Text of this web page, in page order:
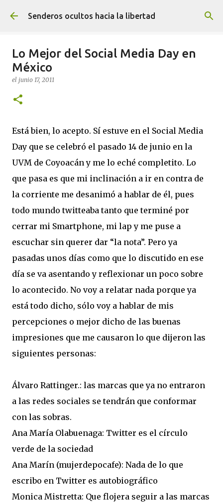
Ir al contenido principal
Senderos ocultos hacia la libertad
Lo Mejor del Social Media Day en
México
el junio 17, 2011
Está bien, lo acepto. Sí estuve en el Social Media
Day que se celebró el pasado 14 de junio en la
UVM de Coyoacán y me lo eché completito. Lo
que pasa es que mi inclinación a ir en contra de
la corriente me desanimó a hablar de él, pues
todo mundo twitteaba tanto que terminé por
cerrar mi Smartphone, mi lap y me puse a
escuchar sin querer dar “la nota”. Pero ya
pasadas unos días como que lo discutido en ese
día se va asentando y reflexionar un poco sobre
lo acontecido. No voy a relatar nada porque ya
está todo dicho, sólo voy a hablar de mis
percepciones o mejor dicho de las buenas
impresiones que me causaron lo que dijeron las
siguientes personas:
Álvaro Rattinger.: las marcas que ya no entraron
a las redes sociales se tendrán que conformar
con las sobras.
Ana María Olabuenaga: Twitter es el círculo
verde de la sociedad
Ana Marín (mujerdepocafe): Nada de lo que
escribo en Twitter es autobiográfico
Monica Mistretta: Que flojera seguir a las marcas